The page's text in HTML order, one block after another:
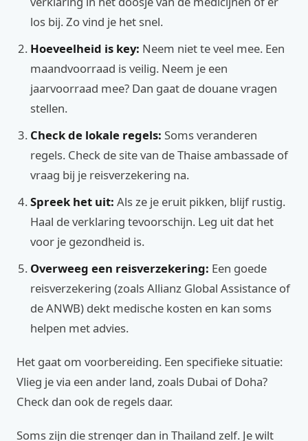
los bij. Zo vind je het snel.
Hoeveelheid is key: Neem niet te veel mee. Een
maandvoorraad is veilig. Neem je een
jaarvoorraad mee? Dan gaat de douane vragen
stellen.
Check de lokale regels: Soms veranderen
regels. Check de site van de Thaise ambassade of
vraag bij je reisverzekering na.
Spreek het uit: Als ze je eruit pikken, blijf rustig.
Haal de verklaring tevoorschijn. Leg uit dat het
voor je gezondheid is.
Overweeg een reisverzekering: Een goede
reisverzekering (zoals Allianz Global Assistance of
de ANWB) dekt medische kosten en kan soms
helpen met advies.
Het gaat om voorbereiding. Een specifieke situatie:
Vlieg je via een ander land, zoals Dubai of Doha?
Check dan ook de regels daar.
Soms zijn die strenger dan in Thailand zelf. Je wilt